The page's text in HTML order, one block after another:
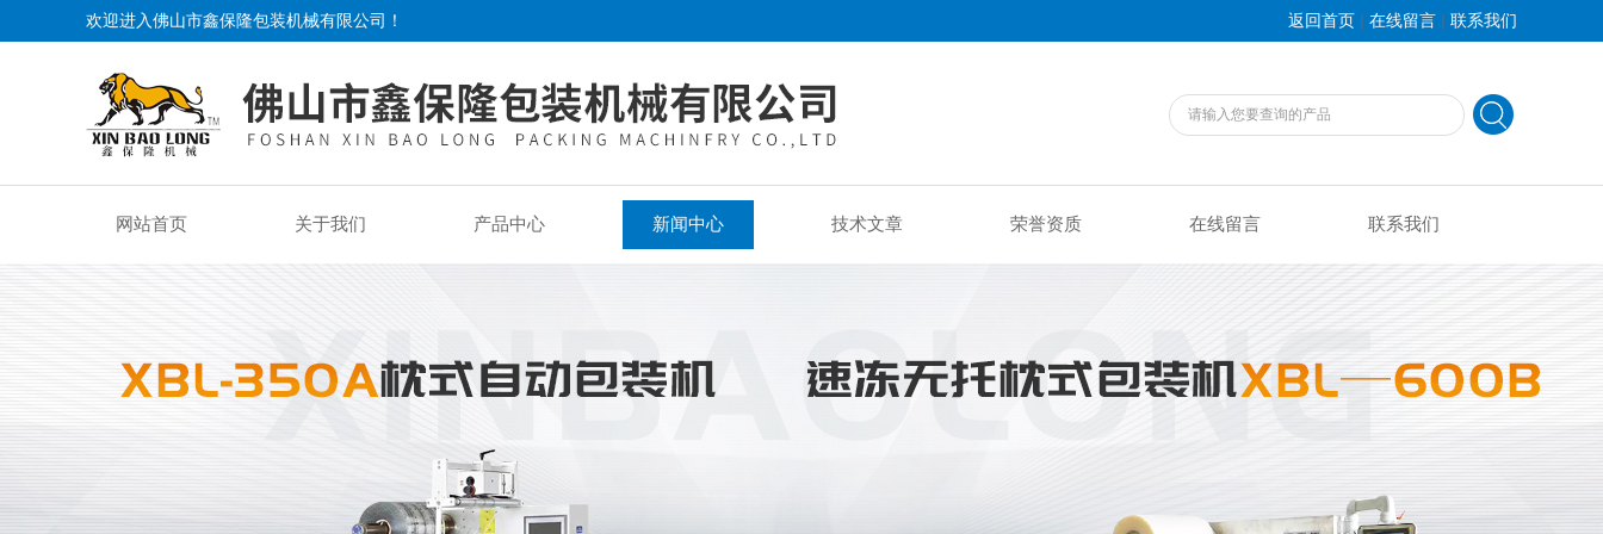
欢迎进入佛山市鑫保隆包装机械有限公司！ 返回首页 | 在线留言 | 联系我们
网站首页 关于我们 产品中心 新闻中心 技术文章 荣誉资质 在线留言 联系我们